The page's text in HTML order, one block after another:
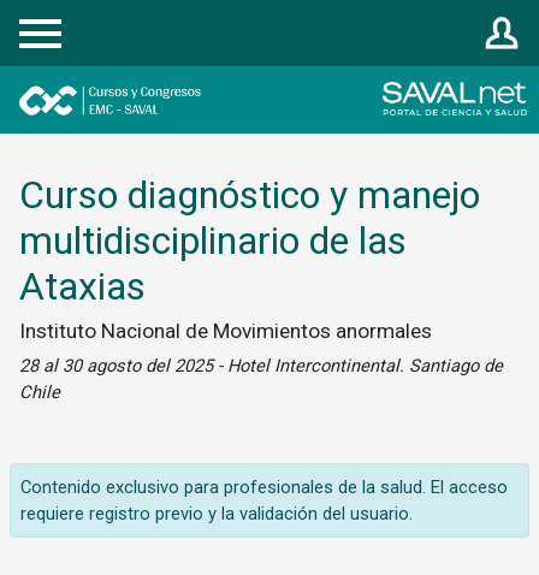
Registrarse
Curso diagnóstico y manejo
multidisciplinario de las
Ataxias
Instituto Nacional de Movimientos anormales
28 al 30 agosto del 2025 - Hotel Intercontinental. Santiago de
Chile
Contenido exclusivo para profesionales de la salud. El acceso
requiere registro previo y la validación del usuario.